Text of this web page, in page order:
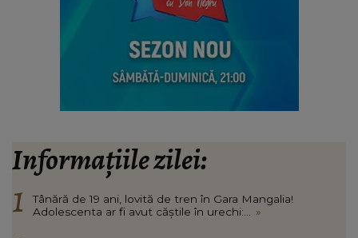
Informațiile zilei:
Tânără de 19 ani, lovită de tren în Gara Mangalia!
Adolescenta ar fi avut căștile în urechi:... »